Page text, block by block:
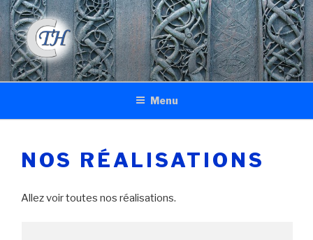
Skip
to
content
CONCEPTION THOR MÉDIA
Conception Web
Menu
NOS RÉALISATIONS
Allez voir toutes nos réalisations.